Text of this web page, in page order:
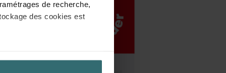
de recherche,
des cookies est